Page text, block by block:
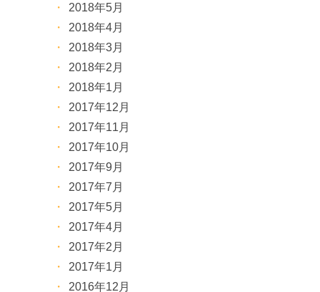
2018年5月
2018年4月
2018年3月
2018年2月
2018年1月
2017年12月
2017年11月
2017年10月
2017年9月
2017年7月
2017年5月
2017年4月
2017年2月
2017年1月
2016年12月